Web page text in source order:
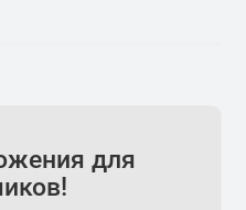
для